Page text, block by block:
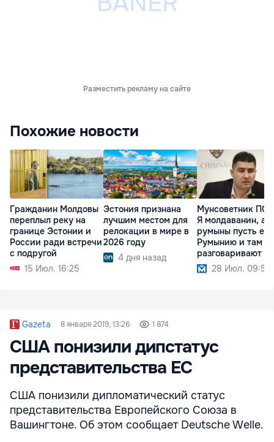
Разместить рекламу на сайте
Похожие новости
Гражданин Молдовы
переплыл реку на
границе Эстонии и
России ради встречи
с подругой
15 Июл. 16:25
Эстония признана
лучшим местом для
релокации в мире в
2026 году
4 дня назад
Мунсоветник
Я молдаванин, а
румыны пусть
Румынию и там
разговаривают
28 Июл. 09:51
Gazeta 8 января 2019, 13:26 1 874
США понизили дипстатус
представительства ЕС
США понизили дипломатический статус
представительства Европейского Союза в
Вашингтоне. Об этом сообщает Deutsche Welle.